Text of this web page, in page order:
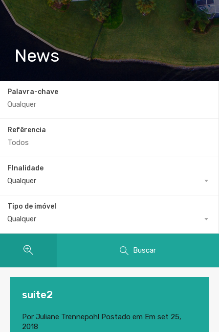
News
Palavra-chave
Refêrencia
FInalidade
Qualquer
Tipo de imóvel
Qualquer
Buscar
suite2
Por Juliane Trennepohl Postado em Em set 25,
2018